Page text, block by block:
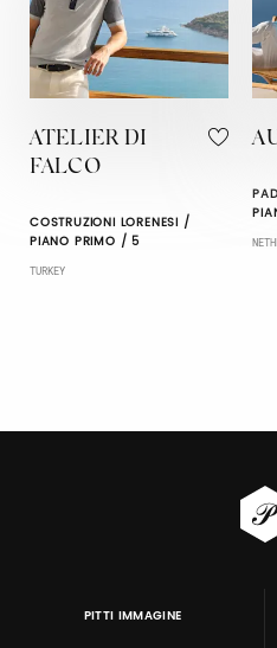
ATELIER DI
FALCO
COSTRUZIONI LORENESI /
PIANO PRIMO / 5
TURKEY
PITTI IMMAGINE